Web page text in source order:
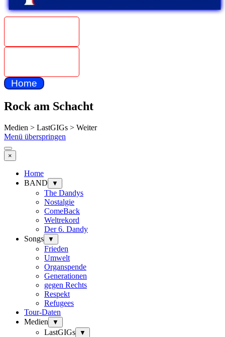
Home
Rock am Schacht
Medien > LastGIGs > Weiter
Menü überspringen
×
Home
BAND
▼
The Dandys
Nostalgie
ComeBack
Weltrekord
Der 6. Dandy
Songs
▼
Frieden
Umwelt
Organspende
Generationen
gegen Rechts
Respekt
Refugees
Tour-Daten
Medien
▼
LastGIGs ▼